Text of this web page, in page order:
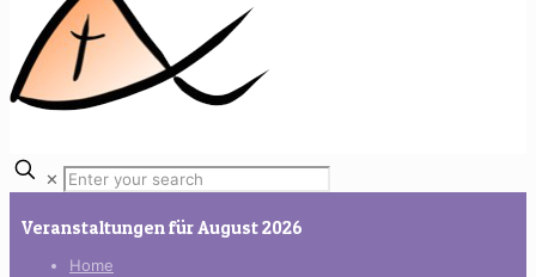
✕
Veranstaltungen für August 2026
Home